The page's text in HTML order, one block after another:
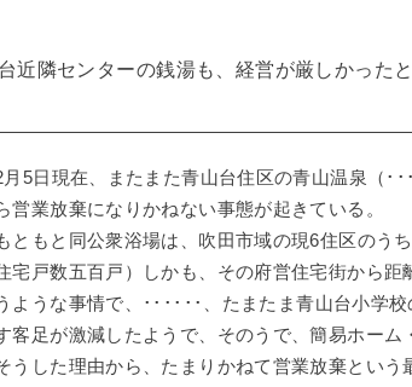
近隣センターの銭湯も、経営が厳しかったと
月5日現在、またまた青山台住区の青山温泉（･
営業放棄になりかねない事態が起きている。
ともと同公衆浴場は、吹田市域の現6住区のう
宅戸数五百戸）しかも、その府営住宅街から
ような事情で、･･････、たまたま青山台小学
客足が激減したようで、そのうで、簡易ホーム
うした理由から、たまりかねて営業放棄とい